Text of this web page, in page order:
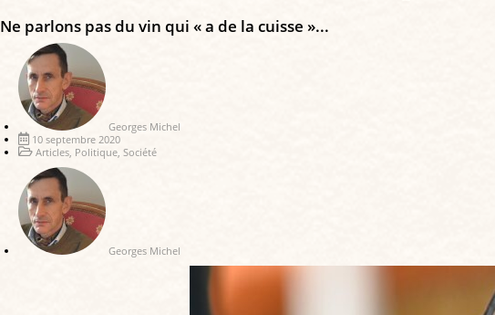
Ne parlons pas du vin qui « a de la cuisse »...
Georges Michel
10 septembre 2020
Articles Politique Société
Georges Michel